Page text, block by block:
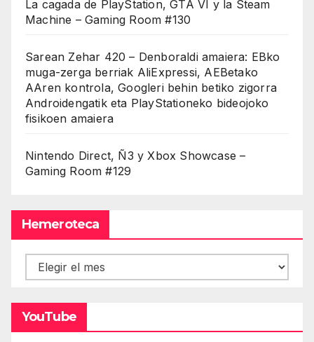
La cagada de PlayStation, GTA VI y la Steam
Machine – Gaming Room #130
Sarean Zehar 420 – Denboraldi amaiera: EBko
muga-zerga berriak AliExpressi, AEBetako
AAren kontrola, Googleri behin betiko zigorra
Androidengatik eta PlayStationeko bideojoko
fisikoen amaiera
Nintendo Direct, Ñ3 y Xbox Showcase –
Gaming Room #129
Hemeroteca
Hemeroteca
YouTube